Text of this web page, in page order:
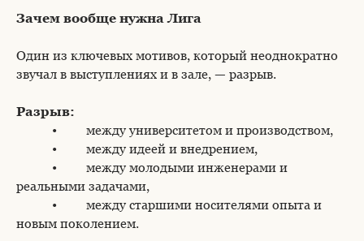
Зачем вообще нужна Лига
Один из ключевых мотивов, который неоднократно
звучал в выступлениях и в зале, — разрыв.
Разрыв:
• между университетом и производством,
• между идеей и внедрением,
• между молодыми инженерами и
реальными задачами,
• между старшими носителями опыта и
новым поколением.